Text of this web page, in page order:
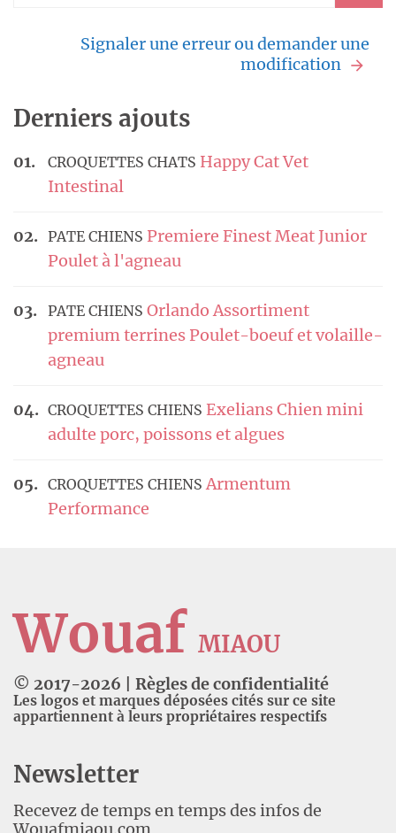
Signaler une erreur ou demander une
modification
Derniers ajouts
CROQUETTES CHATS Happy Cat Vet
Intestinal
PATE CHIENS Premiere Finest Meat Junior
Poulet à l'agneau
PATE CHIENS Orlando Assortiment
premium terrines Poulet-boeuf et volaille-
agneau
CROQUETTES CHIENS Exelians Chien mini
adulte porc, poissons et algues
CROQUETTES CHIENSArmentum
Performance
Wouaf MIAOU
© 2017-2026 Règles de confidentialité
Les logos et marques déposées cités sur ce site
appartiennent à leurs propriétaires respectifs
Newsletter
Recevez de temps en temps des infos de